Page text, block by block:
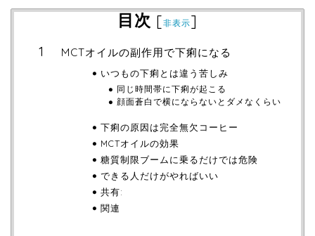
目次 [非表示]
MCTオイルの副作用で下痢になる
いつもの下痢とは違う苦しみ
同じ時間帯に下痢が起こる
顔面蒼白で横にならないとダメなくらい
下痢の原因は完全無欠コーヒー
MCTオイルの効果
糖質制限ブームに乗るだけでは危険
できる人だけがやればいい
共有:
関連